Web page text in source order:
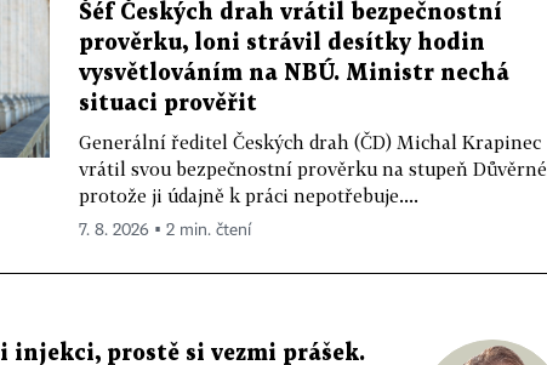
Šéf Českých drah vrátil bezpečnostní
prověrku, loni strávil desítky hodin
vysvětlováním na NBÚ. Ministr nechá
situaci prověřit
Generální ředitel Českých drah (ČD) Michal Krapinec
vrátil svou bezpečnostní prověrku na stupeň Důvěrné,
protože ji údajně k práci nepotřebuje....
7. 8. 2026 ▪ 2 min. čtení
injekci, prostě si vezmi prášek.